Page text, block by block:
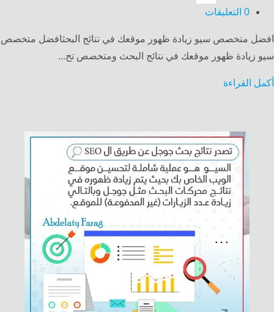
0 التعليقات
افضل متخصص سيو زيادة ظهور موقعك في نتائج البحثافضل متخصص
سيو زيادة ظهور موقعك في نتائج البحث ومتخصص تح...
أكمل القراءة